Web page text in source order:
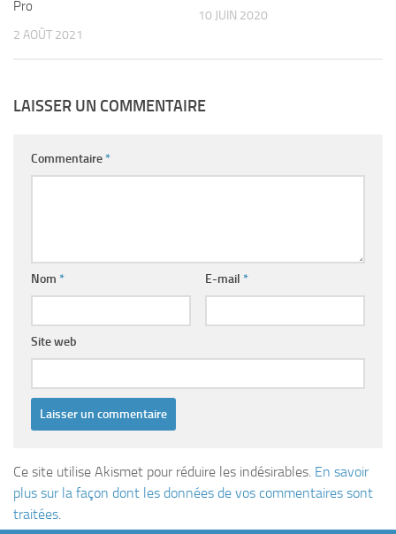
Pro
2 AOÛT 2021
10 JUIN 2020
LAISSER UN COMMENTAIRE
Commentaire*
Nom * E-mail *
Site web
Ce site utilise Akismet pour réduire les indésirables. En savoir
plus sur la façon dont les données de vos commentaires sont
traitées.